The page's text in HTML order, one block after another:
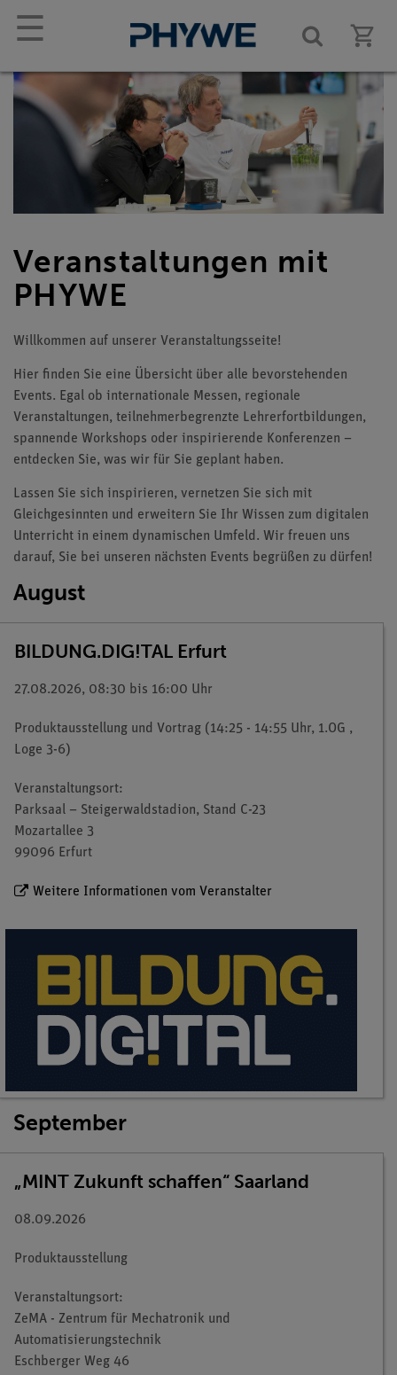
☰
Veranstaltungen mit
PHYWE
Willkommen auf unserer Veranstaltungsseite!
Hier finden Sie eine Übersicht über alle bevorstehenden
Events. Egal ob internationale Messen, regionale
Veranstaltungen, teilnehmerbegrenzte Lehrerfortbildungen,
spannende Workshops oder inspirierende Konferenzen –
entdecken Sie, was wir für Sie geplant haben.
Lassen Sie sich inspirieren, vernetzen Sie sich mit
Gleichgesinnten und erweitern Sie Ihr Wissen zum digitalen
Unterricht in einem dynamischen Umfeld. Wir freuen uns
darauf, Sie bei unseren nächsten Events begrüßen zu dürfen!
August
BILDUNG.DIG!TAL Erfurt
27.08.2026, 08:30 bis 16:00 Uhr
Produktausstellung und Vortrag (14:25 - 14:55 Uhr, 1.OG ,
Loge 3-6)
Veranstaltungsort:
Parksaal – Steigerwaldstadion, Stand C-23
Mozartallee 3
99096 Erfurt
Weitere Informationen vom Veranstalter
September
„MINT Zukunft schaffen“ Saarland
08.09.2026
Produktausstellung
Veranstaltungsort:
ZeMA - Zentrum für Mechatronik und
Automatisierungstechnik
Eschberger Weg 46